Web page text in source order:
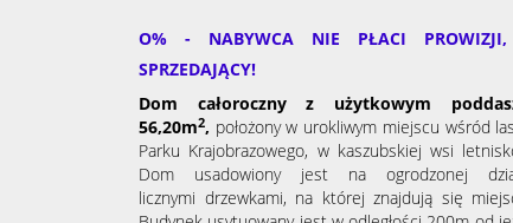
O% - NABYWCA NIE PŁACI PROWIZJI,
SPRZEDAJĄCY!
Dom całoroczny z użytkowym
56,20m2, położony w urokliwym miejscu wśród
Parku Krajobrazowego, w kaszubskiej wsi
Dom usadowiony jest na ogrodzonej
licznymi drzewkami, na której znajdują się